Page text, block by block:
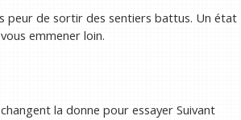
peur de sortir des sentiers battus. Un état
emmener loin.
la donne pour essayer Suivant